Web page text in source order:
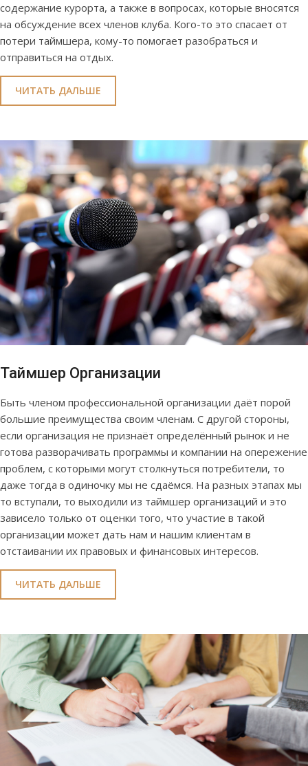
содержание курорта, а также в вопросах, которые вносятся
на обсуждение всех членов клуба. Кого-то это спасает от
потери таймшера, кому-то помогает разобраться и
отправиться на отдых.
ЧИТАТЬ ДАЛЬШЕ
Таймшер Организации
Быть членом профессиональной организации даёт порой
большие преимущества своим членам. С другой стороны,
если организация не признаёт определённый рынок и не
готова разворачивать программы и компании на опережение
проблем, с которыми могут столкнуться потребители, то
даже тогда в одиночку мы не сдаёмся. На разных этапах мы
то вступали, то выходили из таймшер организаций и это
зависело только от оценки того, что участие в такой
организации может дать нам и нашим клиентам в
отстаивании их правовых и финансовых интересов.
ЧИТАТЬ ДАЛЬШЕ